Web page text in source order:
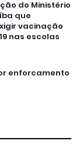
do Ministério
que
vacinação
nas escolas
enforcamento